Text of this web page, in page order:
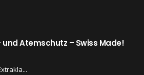
Atemschutz – Swiss Made!